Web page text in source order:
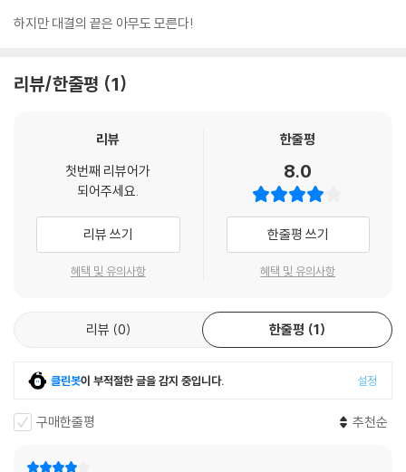
하지만 대결의 끝은 아무도 모른다!
리뷰/한줄평 1
리뷰
첫번째 리뷰어가
되어주세요.
리뷰 쓰기
혜택 및 유의사항
한줄평
8.0
한줄평 쓰기
혜택 및 유의사항
리뷰 0 한줄평 1
클린봇이 부적절한 글을 감지 중입니다. 설정
구매한줄평 추천순